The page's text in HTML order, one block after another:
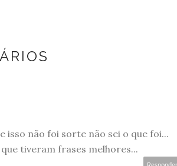
isso não foi sorte não sei o que foi...
tiveram frases melhores...